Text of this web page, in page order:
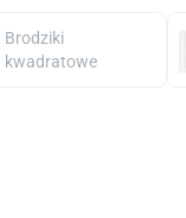
Brodziki
kwadratowe